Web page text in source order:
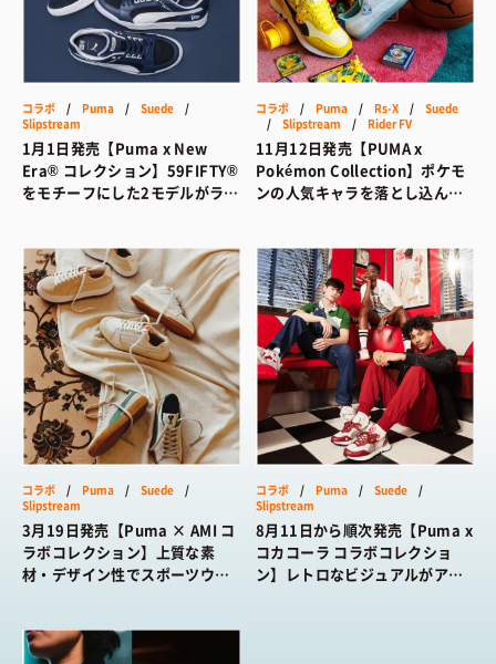
コラボ / Puma / Suede /
Slipstream
1月1日発売【Puma x New
Era® コレクション】59FIFTY®
をモチーフにした2モデルがライ
コラボ / Puma / Rs-X / Suede
/ Slipstream / Rider FV
11月12日発売【PUMA x
Pokémon Collection】ポケモ
ンの人気キャラを落とし込んだ
コラボ / Puma / Suede /
Slipstream
3月19日発売【Puma × AMI コ
ラボコレクション】上質な素
材・デザイン性でスポーツウェ
コラボ / Puma / Suede /
Slipstream
8月11日から順次発売【Puma x
コカコーラ コラボコレクショ
ン】レトロなビジュアルがアイ